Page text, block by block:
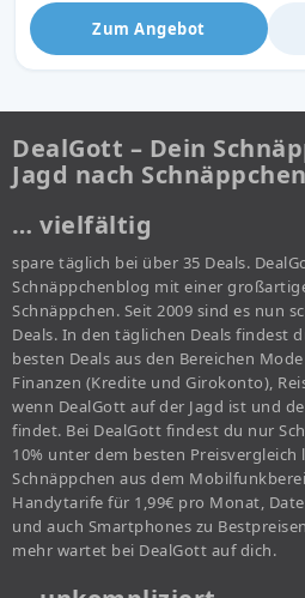
Zum Angebot
DealGott – Dein
Jagd nach
… vielfältig
spare täglich bei über 35 Deals.
Schnäppchenblog mit einer
Schnäppchen. Seit 2009 sind es nun
Deals. In den täglichen Deals findest
besten Deals aus den Bereichen
Finanzen (Kredite und Girokonto),
wenn DealGott auf der Jagd ist und
findet. Bei DealGott findest du nur
10% unter dem besten
Schnäppchen aus dem
Handytarife für 1,99€ pro Monat,
und auch Smartphones zu
mehr wartet bei DealGott auf dich.